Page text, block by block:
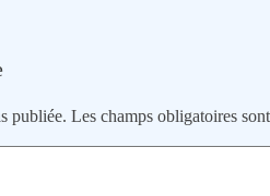
publiée. Les champs obligatoires